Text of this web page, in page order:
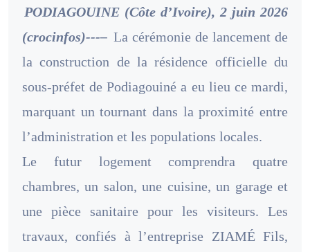
PODIAGOUINE (Côte d’Ivoire), 2 juin 2026
(crocinfos)---– La cérémonie de lancement de
la construction de la résidence officielle du
sous-préfet de Podiagouiné a eu lieu ce mardi,
marquant un tournant dans la proximité entre
l’administration et les populations locales.
Le futur logement comprendra quatre
chambres, un salon, une cuisine, un garage et
une pièce sanitaire pour les visiteurs. Les
travaux, confiés à l’entreprise ZIAMÉ Fils,